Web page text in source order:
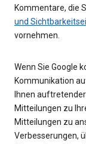
Kommentare, die
und
vornehmen.
Wenn Sie Google
Kommunikation
Ihnen
Mitteilungen zu
Mitteilungen zu
Verbesserungen,